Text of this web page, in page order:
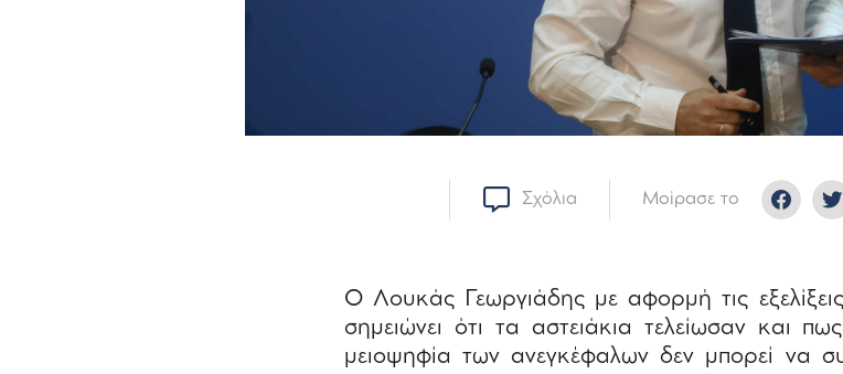
Σχόλια Μοίρασε το
Ο Λουκάς Γεωργιάδης με αφορμή τις
σημειώνει ότι τα αστειάκια τελείωσαν και
μειοψηφία των ανεγκέφαλων δεν μπορεί να